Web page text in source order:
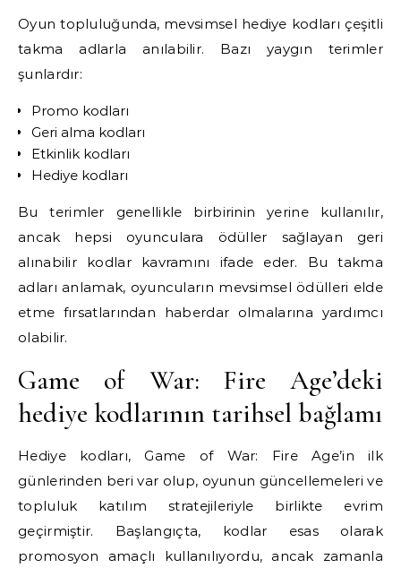
Oyun topluluğunda, mevsimsel hediye kodları çeşitli
takma adlarla anılabilir. Bazı yaygın terimler
şunlardır:
Promo kodları
Geri alma kodları
Etkinlik kodları
Hediye kodları
Bu terimler genellikle birbirinin yerine kullanılır,
ancak hepsi oyunculara ödüller sağlayan geri
alınabilir kodlar kavramını ifade eder. Bu takma
adları anlamak, oyuncuların mevsimsel ödülleri elde
etme fırsatlarından haberdar olmalarına yardımcı
olabilir.
Game of War: Fire Age’deki
hediye kodlarının tarihsel bağlamı
Hediye kodları, Game of War: Fire Age’in ilk
günlerinden beri var olup, oyunun güncellemeleri ve
topluluk katılım stratejileriyle birlikte evrim
geçirmiştir. Başlangıçta, kodlar esas olarak
promosyon amaçlı kullanılıyordu, ancak zamanla